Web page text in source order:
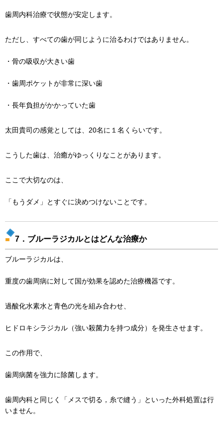
歯周内科治療で状態が安定します。
ただし、すべての歯が同じように治るわけではありません。
・骨の吸収が大きい歯
・歯周ポケットが非常に深い歯
・長年負担がかかっていた歯
太田貴司の感覚としては、20名に１名くらいです。
こうした歯は、治癒がゆっくりなことがあります。
ここで大切なのは、
「もうダメ」とすぐに決めつけないことです。
7．ブルーラジカルとはどんな治療か
ブルーラジカルは、
重度の歯周病に対して国が効果を認めた治療機器です。
過酸化水素水と青色の光を組み合わせ、
ヒドロキシラジカル（強い殺菌力を持つ成分）を発生させます。
この作用で、
歯周病菌を強力に除菌します。
歯周内科と同じく「メスで切る，糸で縫う」といった外科処置は行
いません。